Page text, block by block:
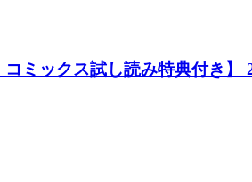
ミックス試し読み特典付き】